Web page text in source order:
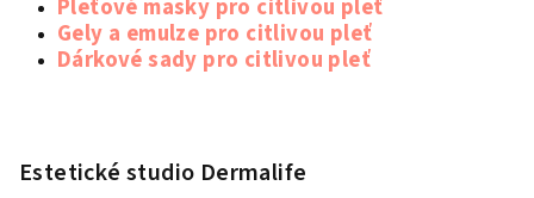
Pleťové masky pro citlivou pleť
Gely a emulze pro citlivou pleť
Dárkové sady pro citlivou pleť
Estetické studio Dermalife